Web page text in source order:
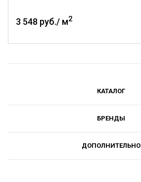
3 548 руб./ м2
КАТАЛОГ
БРЕНДЫ
ДОПОЛНИТЕЛЬНО